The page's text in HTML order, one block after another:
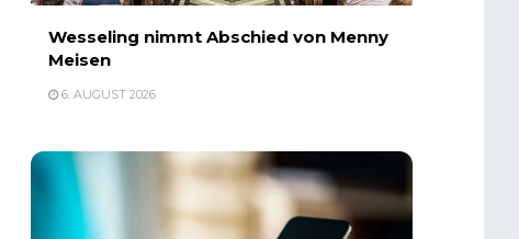
Wesseling nimmt Abschied von Menny
Meisen
6. AUGUST 2026